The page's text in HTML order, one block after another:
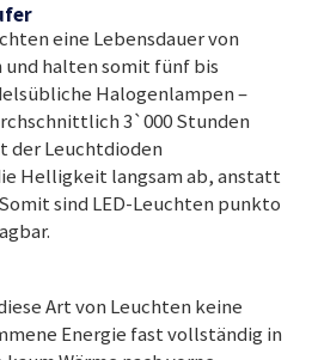
eine Lebensdauer von
und halten somit fünf bis
Halogenlampen –
3`000 Stunden
der Leuchtdioden
Helligkeit langsam ab, anstatt
sind LED-Leuchten punkto
Art von Leuchten keine
Energie fast vollständig in